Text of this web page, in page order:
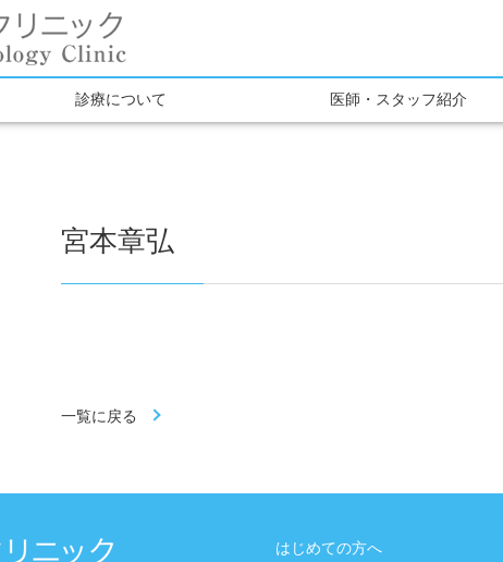
診療について 医師・スタッフ紹介
宮本章弘
一覧に戻る
はじめての方へ